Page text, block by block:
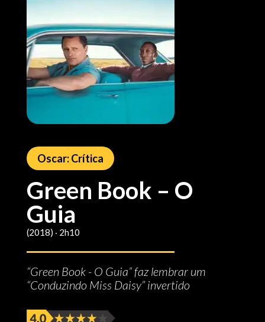
Oscar: Crítica
Green Book – O
Guia
(2018) ‧ 2h10
“Green Book - O Guia” faz lembrar um
“Conduzindo Miss Daisy” invertido